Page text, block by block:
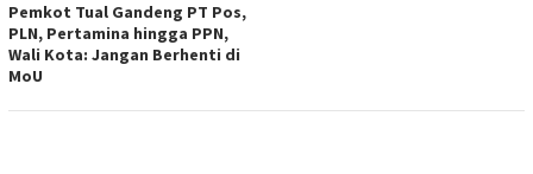
Pemkot Tual Gandeng PT Pos,
PLN, Pertamina hingga PPN,
Wali Kota: Jangan Berhenti di
MoU